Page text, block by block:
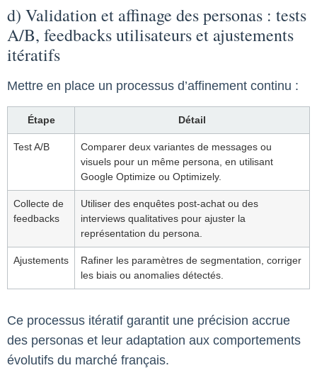
d) Validation et affinage des personas : tests
A/B, feedbacks utilisateurs et ajustements
itératifs
Mettre en place un processus d’affinement continu :
Étape Détail
Test A/B
Comparer deux variantes de messages ou
visuels pour un même persona, en utilisant
Google Optimize ou Optimizely.
Collecte de
feedbacks
Utiliser des enquêtes post-achat ou des
interviews qualitatives pour ajuster la
représentation du persona.
Ajustements
Rafiner les paramètres de segmentation, corriger
les biais ou anomalies détectés.
Ce processus itératif garantit une précision accrue
des personas et leur adaptation aux comportements
évolutifs du marché français.